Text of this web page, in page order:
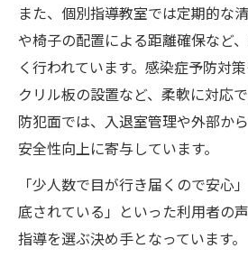
また、個別指導教室では定期的な
や椅子の配置による距離確保など
く行われています。感染症予防対
クリル板の設置など、柔軟に対応
防犯面では、入退室管理や外部か
安全性向上に寄与しています。
「少人数で目が行き届くので安心
底されている」といった利用者の
指導を選ぶ決め手となっています。